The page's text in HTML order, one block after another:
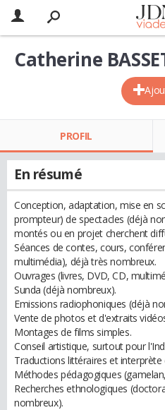
Catherine
PROFIL
En résumé
Conception, adaptation, mise en
prompteur) de spectacles (déjà
montés ou en projet cherchent
Séances de contes, cours,
multimédia), déjà très nombreux.
Ouvrages (livres, DVD, CD,
Sunda (déjà nombreux).
Emissions radiophoniques (déjà
Vente de photos et d'extraits
Montages de films simples.
Conseil artistique, surtout pour
Traductions littéraires et
Méthodes pédagogiques
Recherches ethnologiques
nombreux).